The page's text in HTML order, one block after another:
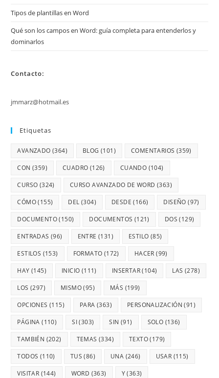
Tipos de plantillas en Word
Qué son los campos en Word: guía completa para entenderlos y
dominarlos
Contacto:
jmmarz@hotmail.es
Etiquetas
AVANZADO (364) BLOG (101) COMENTARIOS (359)
CON (359) CUADRO (126) CUANDO (104)
CURSO (324) CURSO AVANZADO DE WORD (363)
CÓMO(155) DEL (304) DESDE (166) DISEÑO (97)
DOCUMENTO(150) DOCUMENTOS (121) DOS (129)
ENTRADAS (96) ENTRE (131) ESTILO (85)
ESTILOS (153) FORMATO (172) HACER (99)
HAY (145) INICIO (111) INSERTAR(104) LAS (278)
LOS (297) MISMO(95) MÁS (199)
OPCIONES (115) PARA (363) PERSONALIZACIÓN (91)
PÁGINA (110) SI(303) SIN (91) SOLO (136)
TAMBIÉN (202) TEMAS (334) TEXTO(179)
TODOS (110) TUS (86) UNA (246) USAR (115)
VISITAR (144) WORD (363) Y(363)